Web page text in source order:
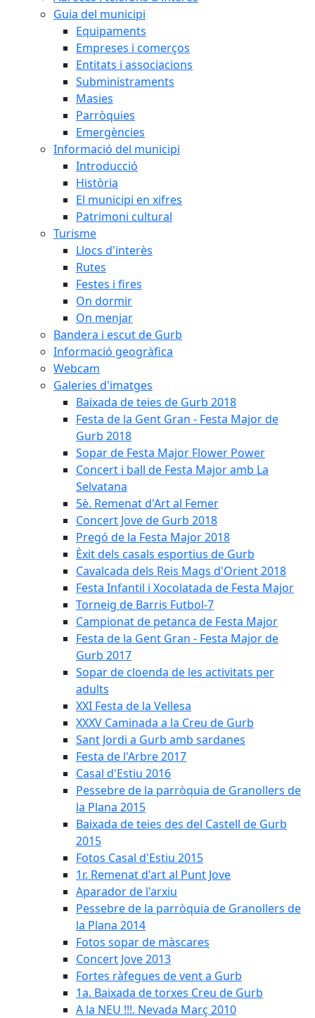
Guia del municipi
Equipaments
Empreses i comerços
Entitats i associacions
Subministraments
Masies
Parròquies
Emergències
Informació del municipi
Introducció
Història
El municipi en xifres
Patrimoni cultural
Turisme
Llocs d'interès
Rutes
Festes i fires
On dormir
On menjar
Bandera i escut de Gurb
Informació geogràfica
Webcam
Galeries d'imatges
Baixada de teies de Gurb 2018
Festa de la Gent Gran - Festa Major de
Gurb 2018
Sopar de Festa Major Flower Power
Concert i ball de Festa Major amb La
Selvatana
5è. Remenat d'Art al Femer
Concert Jove de Gurb 2018
Pregó de la Festa Major 2018
Èxit dels casals esportius de Gurb
Cavalcada dels Reis Mags d'Orient 2018
Festa Infantil i Xocolatada de Festa Major
Torneig de Barris Futbol-7
Campionat de petanca de Festa Major
Festa de la Gent Gran - Festa Major de
Gurb 2017
Sopar de cloenda de les activitats per
adults
XXI Festa de la Vellesa
XXXV Caminada a la Creu de Gurb
Sant Jordi a Gurb amb sardanes
Festa de l'Arbre 2017
Casal d'Estiu 2016
Pessebre de la parròquia de Granollers de
la Plana 2015
Baixada de teies des del Castell de Gurb
2015
Fotos Casal d'Estiu 2015
1r. Remenat d'art al Punt Jove
Aparador de l'arxiu
Pessebre de la parròquia de Granollers de
la Plana 2014
Fotos sopar de màscares
Concert Jove 2013
Fortes ràfegues de vent a Gurb
1a. Baixada de torxes Creu de Gurb
A la NEU !!!. Nevada Març 2010